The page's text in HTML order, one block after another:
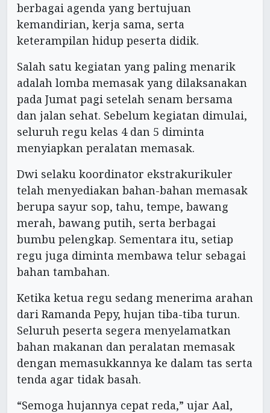
berbagai agenda yang bertujuan
kemandirian, kerja sama, serta
keterampilan hidup peserta didik.
Salah satu kegiatan yang paling menarik
adalah lomba memasak yang dilaksanakan
pada Jumat pagi setelah senam bersama
dan jalan sehat. Sebelum kegiatan dimulai,
seluruh regu kelas 4 dan 5 diminta
menyiapkan peralatan memasak.
Dwi selaku koordinator ekstrakurikuler
telah menyediakan bahan-bahan memasak
berupa sayur sop, tahu, tempe, bawang
merah, bawang putih, serta berbagai
bumbu pelengkap. Sementara itu, setiap
regu juga diminta membawa telur sebagai
bahan tambahan.
Ketika ketua regu sedang menerima arahan
dari Ramanda Pepy, hujan tiba-tiba turun.
Seluruh peserta segera menyelamatkan
bahan makanan dan peralatan memasak
dengan memasukkannya ke dalam tas serta
tenda agar tidak basah.
“Semoga hujannya cepat reda,” ujar Aal,